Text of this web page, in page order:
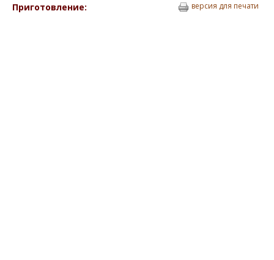
Приготовление: версия для печати